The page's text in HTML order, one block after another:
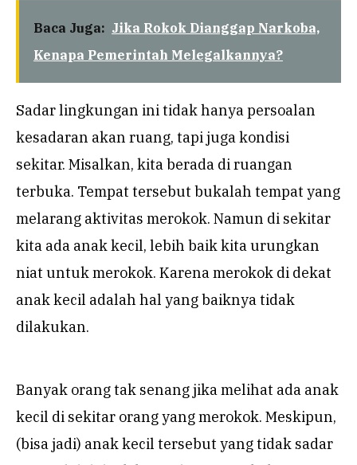
Baca Juga: Jika Rokok Dianggap Narkoba,
Kenapa Pemerintah Melegalkannya?
Sadar lingkungan ini tidak hanya persoalan
kesadaran akan ruang, tapi juga kondisi
sekitar. Misalkan, kita berada di ruangan
terbuka. Tempat tersebut bukalah tempat yang
melarang aktivitas merokok. Namun di sekitar
kita ada anak kecil, lebih baik kita urungkan
niat untuk merokok. Karena merokok di dekat
anak kecil adalah hal yang baiknya tidak
dilakukan.
Banyak orang tak senang jika melihat ada anak
kecil di sekitar orang yang merokok. Meskipun,
(bisa jadi) anak kecil tersebut yang tidak sadar